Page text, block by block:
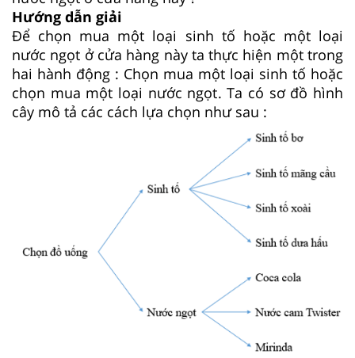
Hướng dẫn giải
Để chọn mua một loại sinh tố hoặc một loại
nước ngọt ở cửa hàng này ta thực hiện một trong
hai hành động : Chọn mua một loại sinh tố hoặc
chọn mua một loại nước ngọt. Ta có sơ đồ hình
cây mô tả các cách lựa chọn như sau :